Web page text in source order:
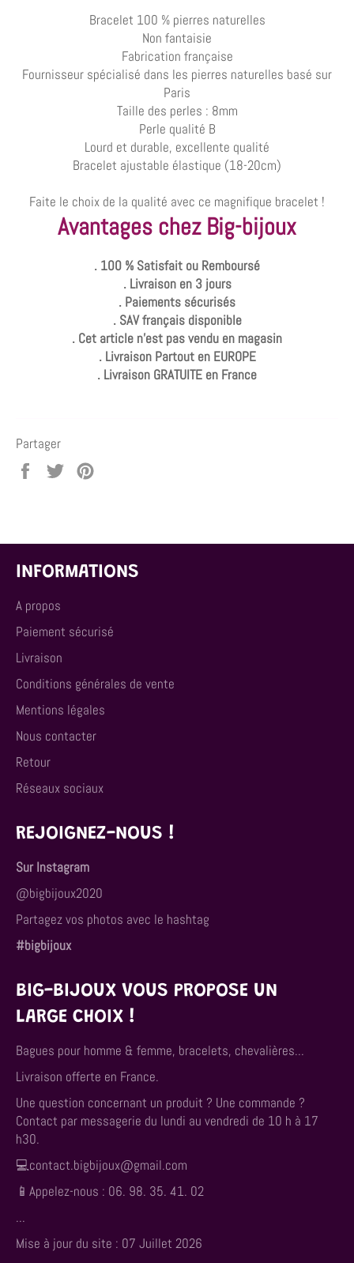
Bracelet 100 % pierres naturelles
Non fantaisie
Fabrication française
Fournisseur spécialisé dans les pierres naturelles basé sur
Paris
Taille des perles : 8mm
Perle qualité B
Lourd et durable, excellente qualité
Bracelet ajustable élastique (18-20cm)
Faite le choix de la qualité avec ce magnifique bracelet !
Avantages chez Big-bijoux
. 100 % Satisfait ou Remboursé
. Livraison en 3 jours
. Paiements sécurisés
. SAV français disponible
. Cet article n'est pas vendu en magasin
. Livraison Partout en EUROPE
. Livraison GRATUITE en France
Partager
PartagerTweeter
INFORMATIONS
A propos
Paiement sécurisé
Livraison
Conditions générales de vente
Mentions légales
Nous contacter
Retour
Réseaux sociaux
REJOIGNEZ-NOUS !
Sur Instagram
@bigbijoux2020
Partagez vos photos avec le hashtag
#bigbijoux
BIG-BIJOUX VOUS PROPOSE UN
LARGE CHOIX !
Bagues pour homme & femme, bracelets, chevalières...
Livraison offerte en France.
Une question concernant un produit ? Une commande ?
Contact par messagerie du lundi au vendredi de 10 h à 17
h30.
💻contact.bigbijoux@gmail.com
📱Appelez-nous : 06. 98. 35. 41. 02
...
Mise à jour du site : 07 Juillet 2026